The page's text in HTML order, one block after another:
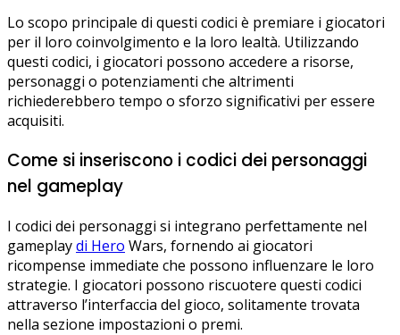
Lo scopo principale di questi codici è premiare i giocatori
per il loro coinvolgimento e la loro lealtà. Utilizzando
questi codici, i giocatori possono accedere a risorse,
personaggi o potenziamenti che altrimenti
richiederebbero tempo o sforzo significativi per essere
acquisiti.
Come si inseriscono i codici dei personaggi
nel gameplay
I codici dei personaggi si integrano perfettamente nel
gameplaydi Hero Wars, fornendo ai giocatori
ricompense immediate che possono influenzare le loro
strategie. I giocatori possono riscuotere questi codici
attraverso l’interfaccia del gioco, solitamente trovata
nella sezione impostazioni o premi.